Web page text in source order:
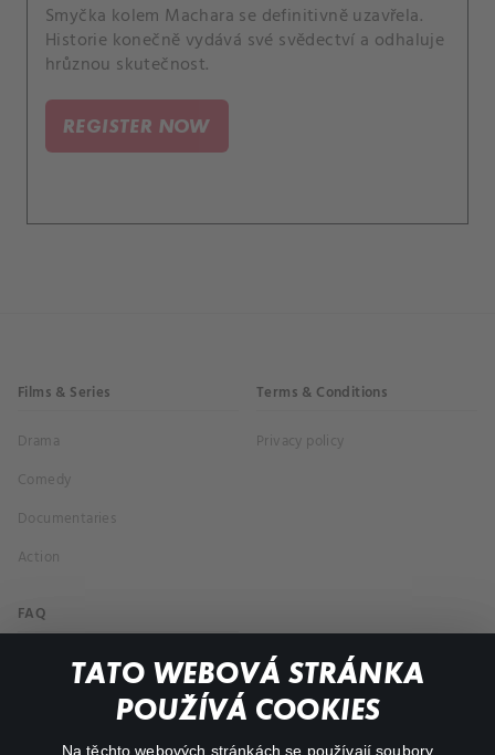
TATO WEBOVÁ STRÁNKA
POUŽÍVÁ COOKIES
Na těchto webových stránkách se používají soubory
Smyčka kolem Machara se definitivně uzavřela.
Historie konečně vydává své svědectví a odhaluje
hrůznou skutečnost.
REGISTER NOW
Films & Series
Drama
Comedy
Documentaries
Action
Terms & Conditions
Privacy policy
FAQ
My profile